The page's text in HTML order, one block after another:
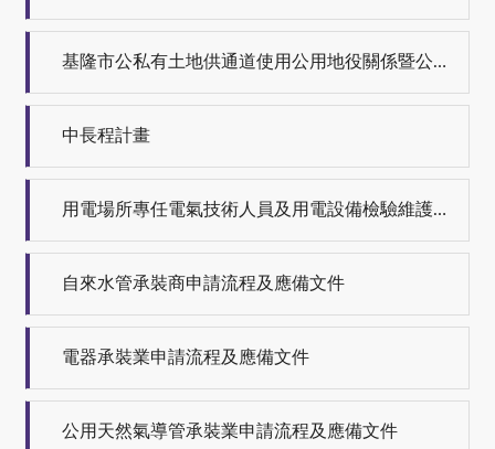
基隆市公私有土地供通道使用公用地役關係暨公共安全認定委員會會議紀錄
中長程計畫
用電場所專任電氣技術人員及用電設備檢驗維護業設立、變更、換補執照、廢止作業應檢附證件
自來水管承裝商申請流程及應備文件
電器承裝業申請流程及應備文件
公用天然氣導管承裝業申請流程及應備文件